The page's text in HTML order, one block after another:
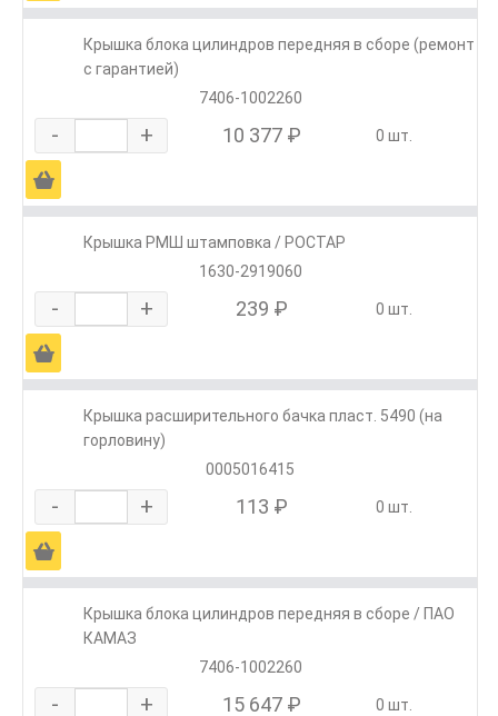
Крышка блока цилиндров передняя в сборе (ремонт
с гарантией)
7406-1002260
- + 10 377 ₽ 0 шт.
Ä
Крышка РМШ штамповка / РОСТАР
1630-2919060
- + 239 ₽ 0 шт.
Ä
Крышка расширительного бачка пласт. 5490 (на
горловину)
0005016415
- + 113 ₽ 0 шт.
Ä
Крышка блока цилиндров передняя в сборе / ПАО
КАМАЗ
7406-1002260
- + 15 647 ₽ 0 шт.